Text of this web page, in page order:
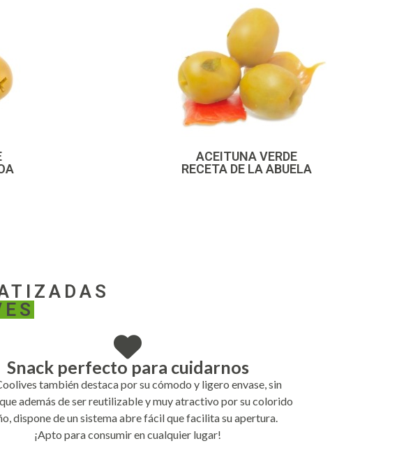
ACEITUNA VERDE
RECETA DE LA ABUELA
Snack perfecto para cuidarnos
también destaca por su cómodo y ligero envase, sin
además de ser reutilizable y muy atractivo por su colorido
dispone de un sistema abre fácil que facilita su apertura.
¡Apto para consumir en cualquier lugar!